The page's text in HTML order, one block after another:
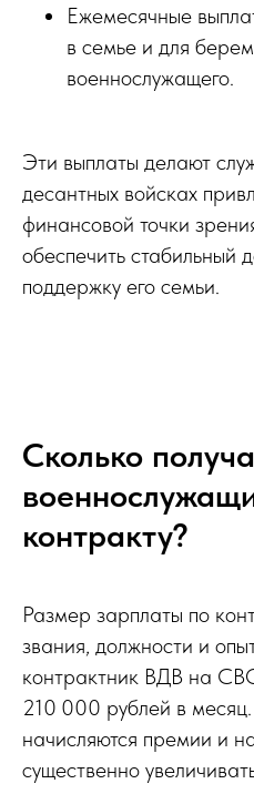
Ежемесячные
в семье и для
военнослужащего.
Эти выплаты делают
десантных войсках
финансовой точки
обеспечить стабильный
поддержку его семьи.
Сколько
контракту?
Размер зарплаты по
звания, должности и
контрактник ВДВ на
210 000 рублей в
начисляются премии и
существенно